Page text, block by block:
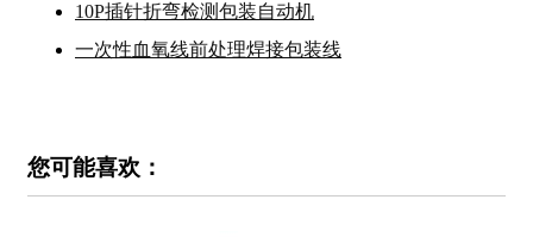
10P插针折弯检测包装自动机
一次性血氧线前处理焊接包装线
您可能喜欢：